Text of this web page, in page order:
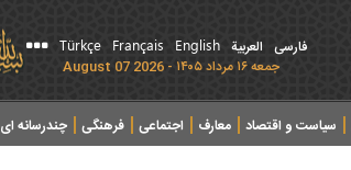
فارسی العربیة English
Français
Türkçe
جمعه ۱۶ مرداد ۱۴۰۵ - 2026 August 07
سیاست و اقتصاد معارف اجتماعی فرهنگی چندرسانه ای